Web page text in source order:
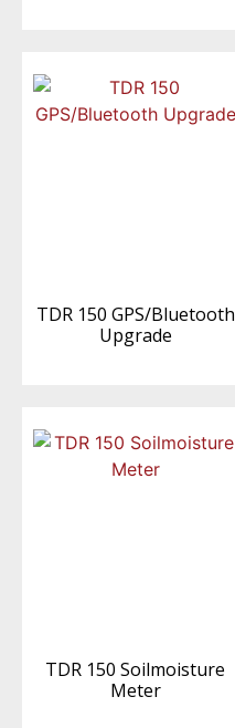
TDR 150 GPS/Bluetooth
Upgrade
TDR 150 Soilmoisture
Meter